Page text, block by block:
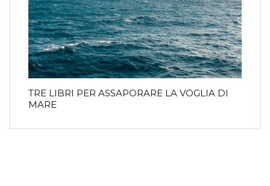
TRE LIBRI PER ASSAPORARE LA VOGLIA DI
MARE